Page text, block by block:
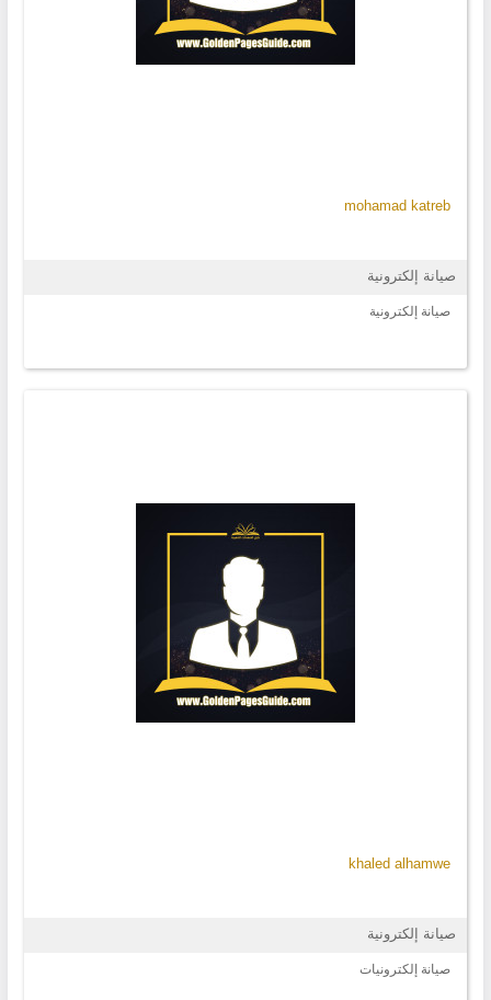
mohamad katreb
صيانة إلكترونية
صيانة إلكترونية
khaled alhamwe
صيانة إلكترونية
صيانة إلكترونيات